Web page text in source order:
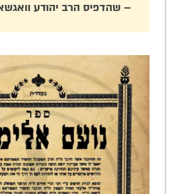
– שהדפיס הרב יהודע